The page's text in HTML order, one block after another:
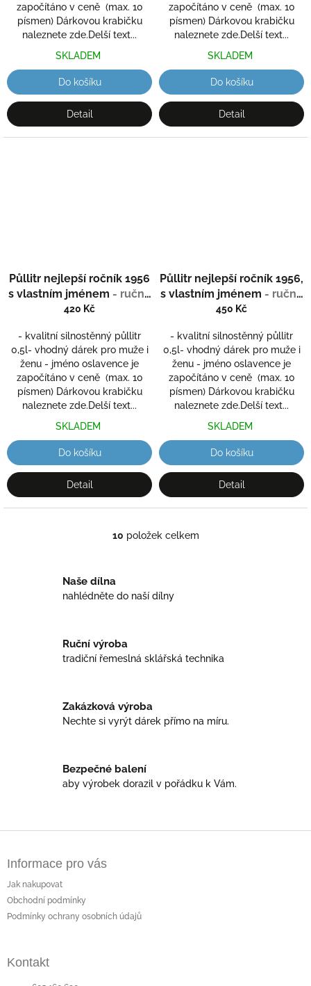
započítáno v ceně (max. 10
písmen) Dárkovou krabičku
naleznete zde.Delší text...
SKLADEM
Do košíku
Detail
započítáno v ceně (max. 10
písmen) Dárkovou krabičku
naleznete zde.Delší text...
SKLADEM
Do košíku
Detail
Půllitr nejlepší ročník 1956
s vlastním jménem - ručně
ryté (broušené)
420 Kč
- kvalitní silnostěnný půllitr
0,5l- vhodný dárek pro muže i
ženu - jméno oslavence je
započítáno v ceně (max. 10
písmen) Dárkovou krabičku
naleznete zde.Delší text...
SKLADEM
Do košíku
Detail
Půllitr nejlepší ročník 1956,
s vlastním jménem - ručně
ryté (broušené)
450 Kč
- kvalitní silnostěnný půllitr
0,5l- vhodný dárek pro muže i
ženu - jméno oslavence je
započítáno v ceně (max. 10
písmen) Dárkovou krabičku
naleznete zde.Delší text...
SKLADEM
Do košíku
Detail
O
d
r
ý
u
10 položek celkem
Naše dílna
nahlédněte do naší dílny
Ruční výroba
tradiční řemeslná sklářská technika
Zakázková výroba
Nechte si vyrýt dárek přímo na míru.
Bezpečné balení
aby výrobek dorazil v pořádku k Vám.
Informace pro vás
Jak nakupovat
Obchodní podmínky
Podmínky ochrany osobních údajů
Kontakt